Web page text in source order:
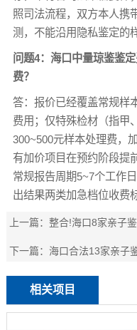
照司法流程，双方本人携
测，不能沿用隐私鉴定的
问题4：海口中量琼鉴鉴
费？
答：报价已经覆盖常规样
费用；仅特殊检材（指甲
300~500元样本处理费，
有加价项目在预约阶段提
常规报告周期5~7个工作
出结果两类加急档位收费
上一篇：整合!海口8家亲子
下一篇： 海口合法13家亲子
相关项目